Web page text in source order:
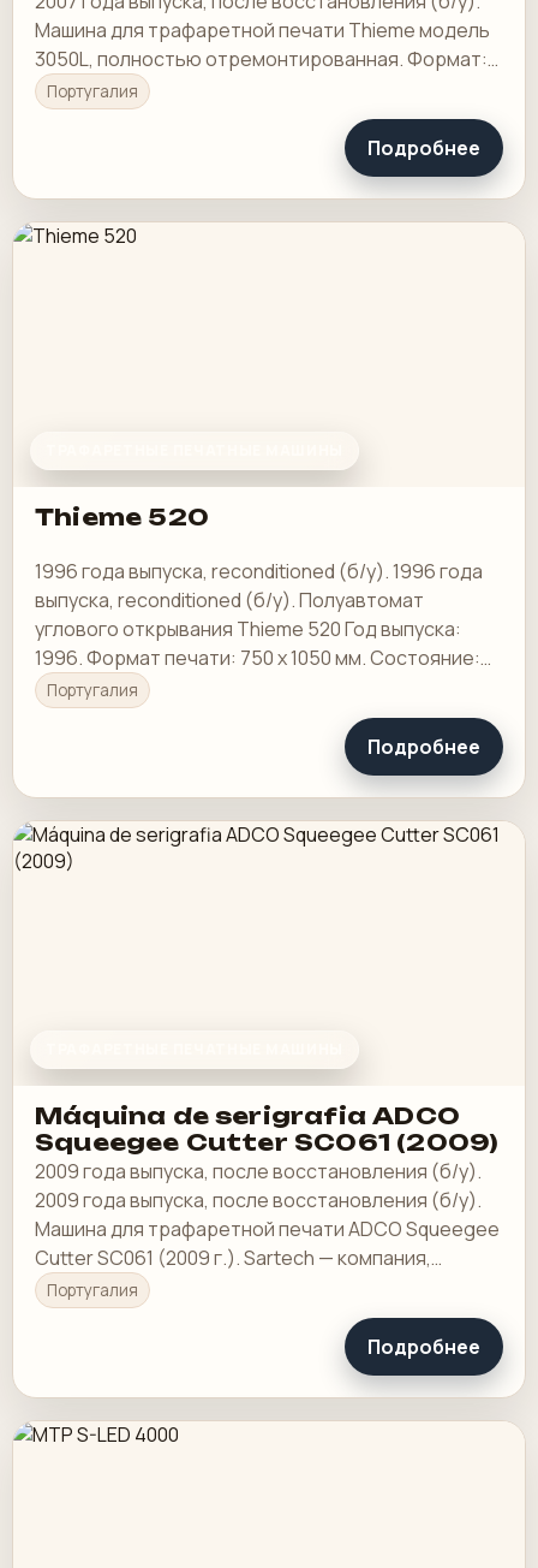
Машина для трафаретной печати Thieme модель
3050L, полностью отремонтированная. Формат:
140x180
Португалия
Подробнее
Thieme 520
1996 года выпуска, reconditioned (б/у). 1996 года
выпуска, reconditioned (б/у). Полуавтомат
углового открывания Thieme 520 Год выпуска:
1996. Формат печати: 750 х 1050 мм. Состояние:
Завершающий этап реставрации.
Португалия
Подробнее
Máquina de serigrafia ADCO
Squeegee Cutter SC061 (2009)
2009 года выпуска, после восстановления (б/у).
2009 года выпуска, после восстановления (б/у).
Машина для трафаретной печати ADCO Squeegee
Cutter SC061 (2009 г.). Sartech — компания,
специализирующаяся на решениях для
трафаретной…
Португалия
Подробнее